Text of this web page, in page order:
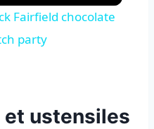
Fairfield chocolate
party
et ustensiles